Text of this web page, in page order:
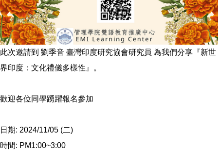
此次邀請到 劉季音 臺灣印度研究協會研究員 為我們分享『新世
界印度：文化禮儀多樣性』。
歡迎各位同學踴躍報名參加
日期: 2024/11/05 (二)
時間: PM1:00~3:00